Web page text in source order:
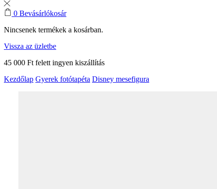
0 Bevásárlókosár
Nincsenek termékek a kosárban.
Vissza az üzletbe
45 000 Ft felett ingyen kiszállítás
Kezdőlap Gyerek fotótapéta Disney mesefigura